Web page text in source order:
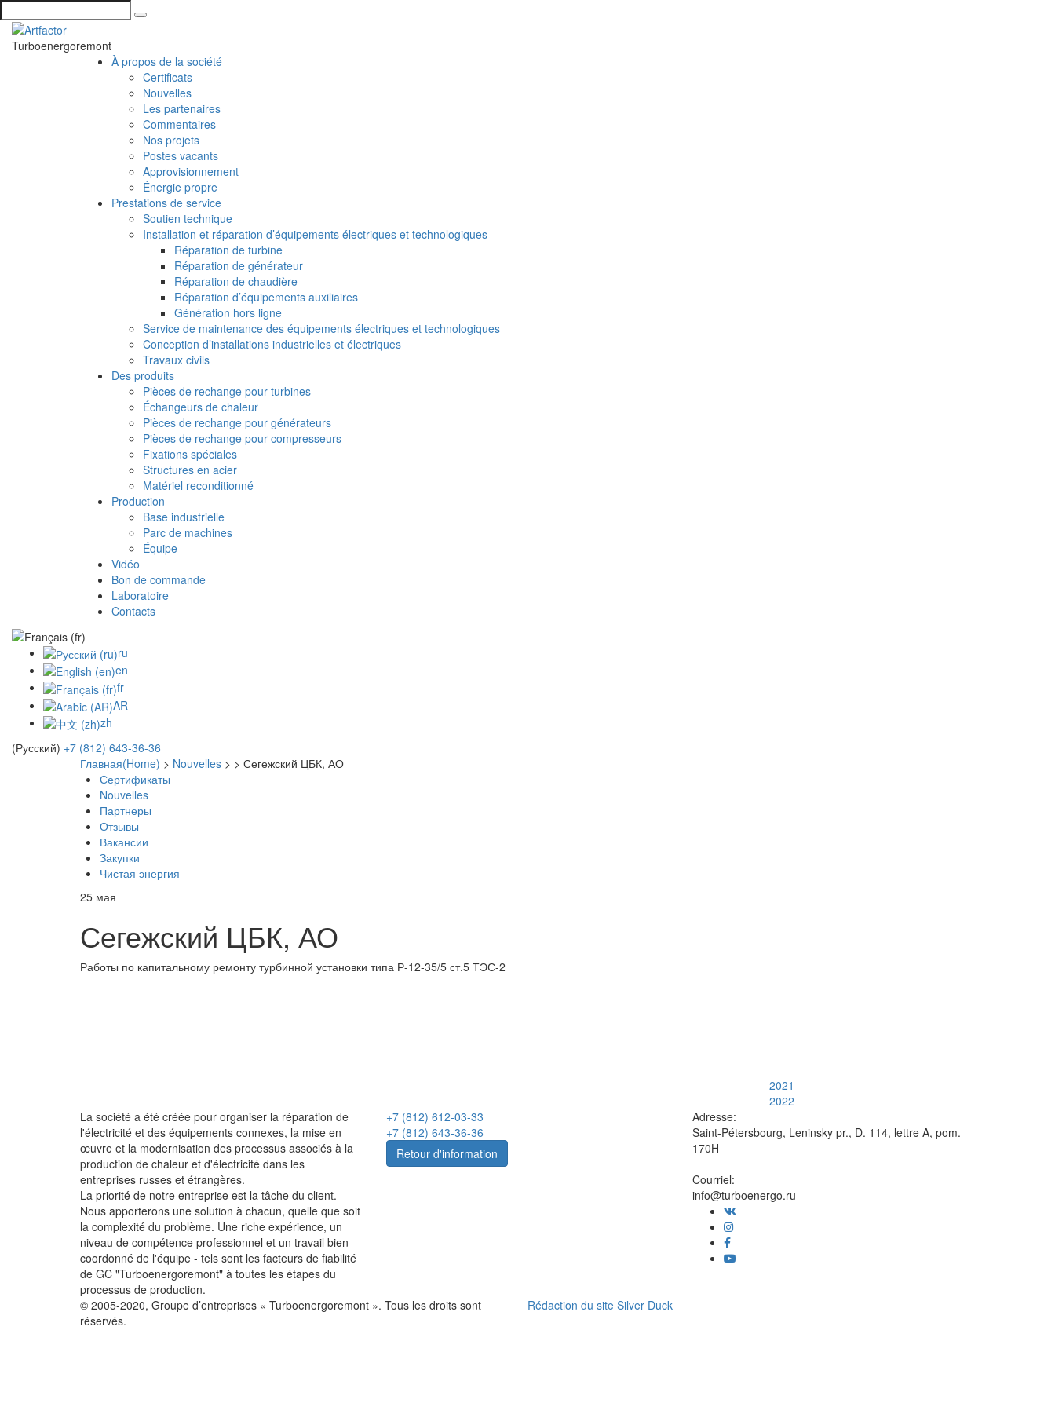
Turboenergoremont
À propos de la société
Certificats
Nouvelles
Les partenaires
Commentaires
Nos projets
Postes vacants
Approvisionnement
Énergie propre
Prestations de service
Soutien technique
Installation et réparation d’équipements électriques et technologiques
Réparation de turbine
Réparation de générateur
Réparation de chaudière
Réparation d’équipements auxiliaires
Génération hors ligne
Service de maintenance des équipements électriques et technologiques
Conception d’installations industrielles et électriques
Travaux civils
Des produits
Pièces de rechange pour turbines
Échangeurs de chaleur
Pièces de rechange pour générateurs
Pièces de rechange pour compresseurs
Fixations spéciales
Structures en acier
Matériel reconditionné
Production
Base industrielle
Parc de machines
Équipe
Vidéo
Bon de commande
Laboratoire
Contacts
ru
en
fr
AR
zh
(Русский) +7 (812) 643-36-36
Главная(Home) > Nouvelles > > Сегежский ЦБК, АО
Сертификаты
Nouvelles
Партнеры
Отзывы
Вакансии
Закупки
Чистая энергия
25 мая
Сегежский ЦБК, АО
Работы по капитальному ремонту турбинной установки типа Р-12-35/5 ст.5 ТЭС-2
2021
2022
La société a été créée pour organiser la réparation de
l'électricité et des équipements connexes, la mise en
œuvre et la modernisation des processus associés à la
production de chaleur et d'électricité dans les
entreprises russes et étrangères.
La priorité de notre entreprise est la tâche du client.
Nous apporterons une solution à chacun, quelle que soit
la complexité du problème. Une riche expérience, un
niveau de compétence professionnel et un travail bien
coordonné de l'équipe - tels sont les facteurs de fiabilité
de GC "Turboenergoremont" à toutes les étapes du
processus de production.
+7 (812) 612-03-33
+7 (812) 643-36-36
Retour d'information
Adresse:
Saint-Pétersbourg, Leninsky pr., D. 114, lettre A, pom.
170H
Courriel:
info@turboenergo.ru
© 2005-2020, Groupe d’entreprises « Turboenergoremont ». Tous les droits sont
réservés.
Rédaction du site Silver Duck